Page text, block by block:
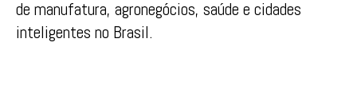
de manufatura, agronegócios, saúde e cidades
inteligentes no Brasil.